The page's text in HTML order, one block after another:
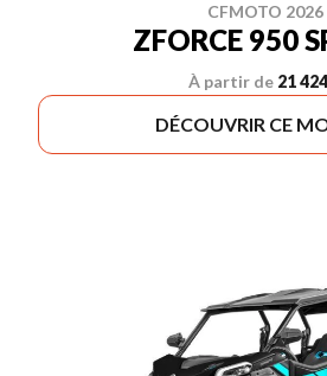
CFMOTO 2026
ZFORCE 950
À partir de 21
DÉCOUVRIR CE